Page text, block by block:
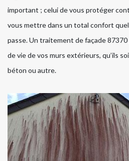
important ; celui de vous protéger
vous mettre dans un total confort
passe. Un traitement de façade
de vie de vos murs extérieurs, qu’ils
béton ou autre.